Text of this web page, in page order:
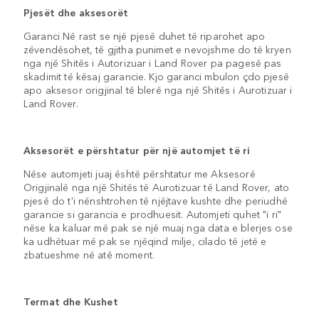
Pjesët dhe aksesorët
Garanci Në rast se një pjesë duhet të riparohet apo
zëvendësohet, të gjitha punimet e nevojshme do të kryen
nga një Shitës i Autorizuar i Land Rover pa pagesë pas
skadimit të kësaj garancie. Kjo garanci mbulon çdo pjesë
apo aksesor origjinal të blerë nga një Shitës i Aurotizuar i
Land Rover.
Aksesorët e përshtatur për një automjet të ri
Nëse automjeti juaj është përshtatur me Aksesorë
Origjinalë nga një Shitës të Aurotizuar të Land Rover, ato
pjesë do t'i nënshtrohen të njëjtave kushte dhe periudhë
garancie si garancia e prodhuesit. Automjeti quhet "i ri"
nëse ka kaluar më pak se një muaj nga data e blerjes ose
ka udhëtuar më pak se njëqind milje, cilado të jetë e
zbatueshme në atë moment.
Termat dhe Kushet